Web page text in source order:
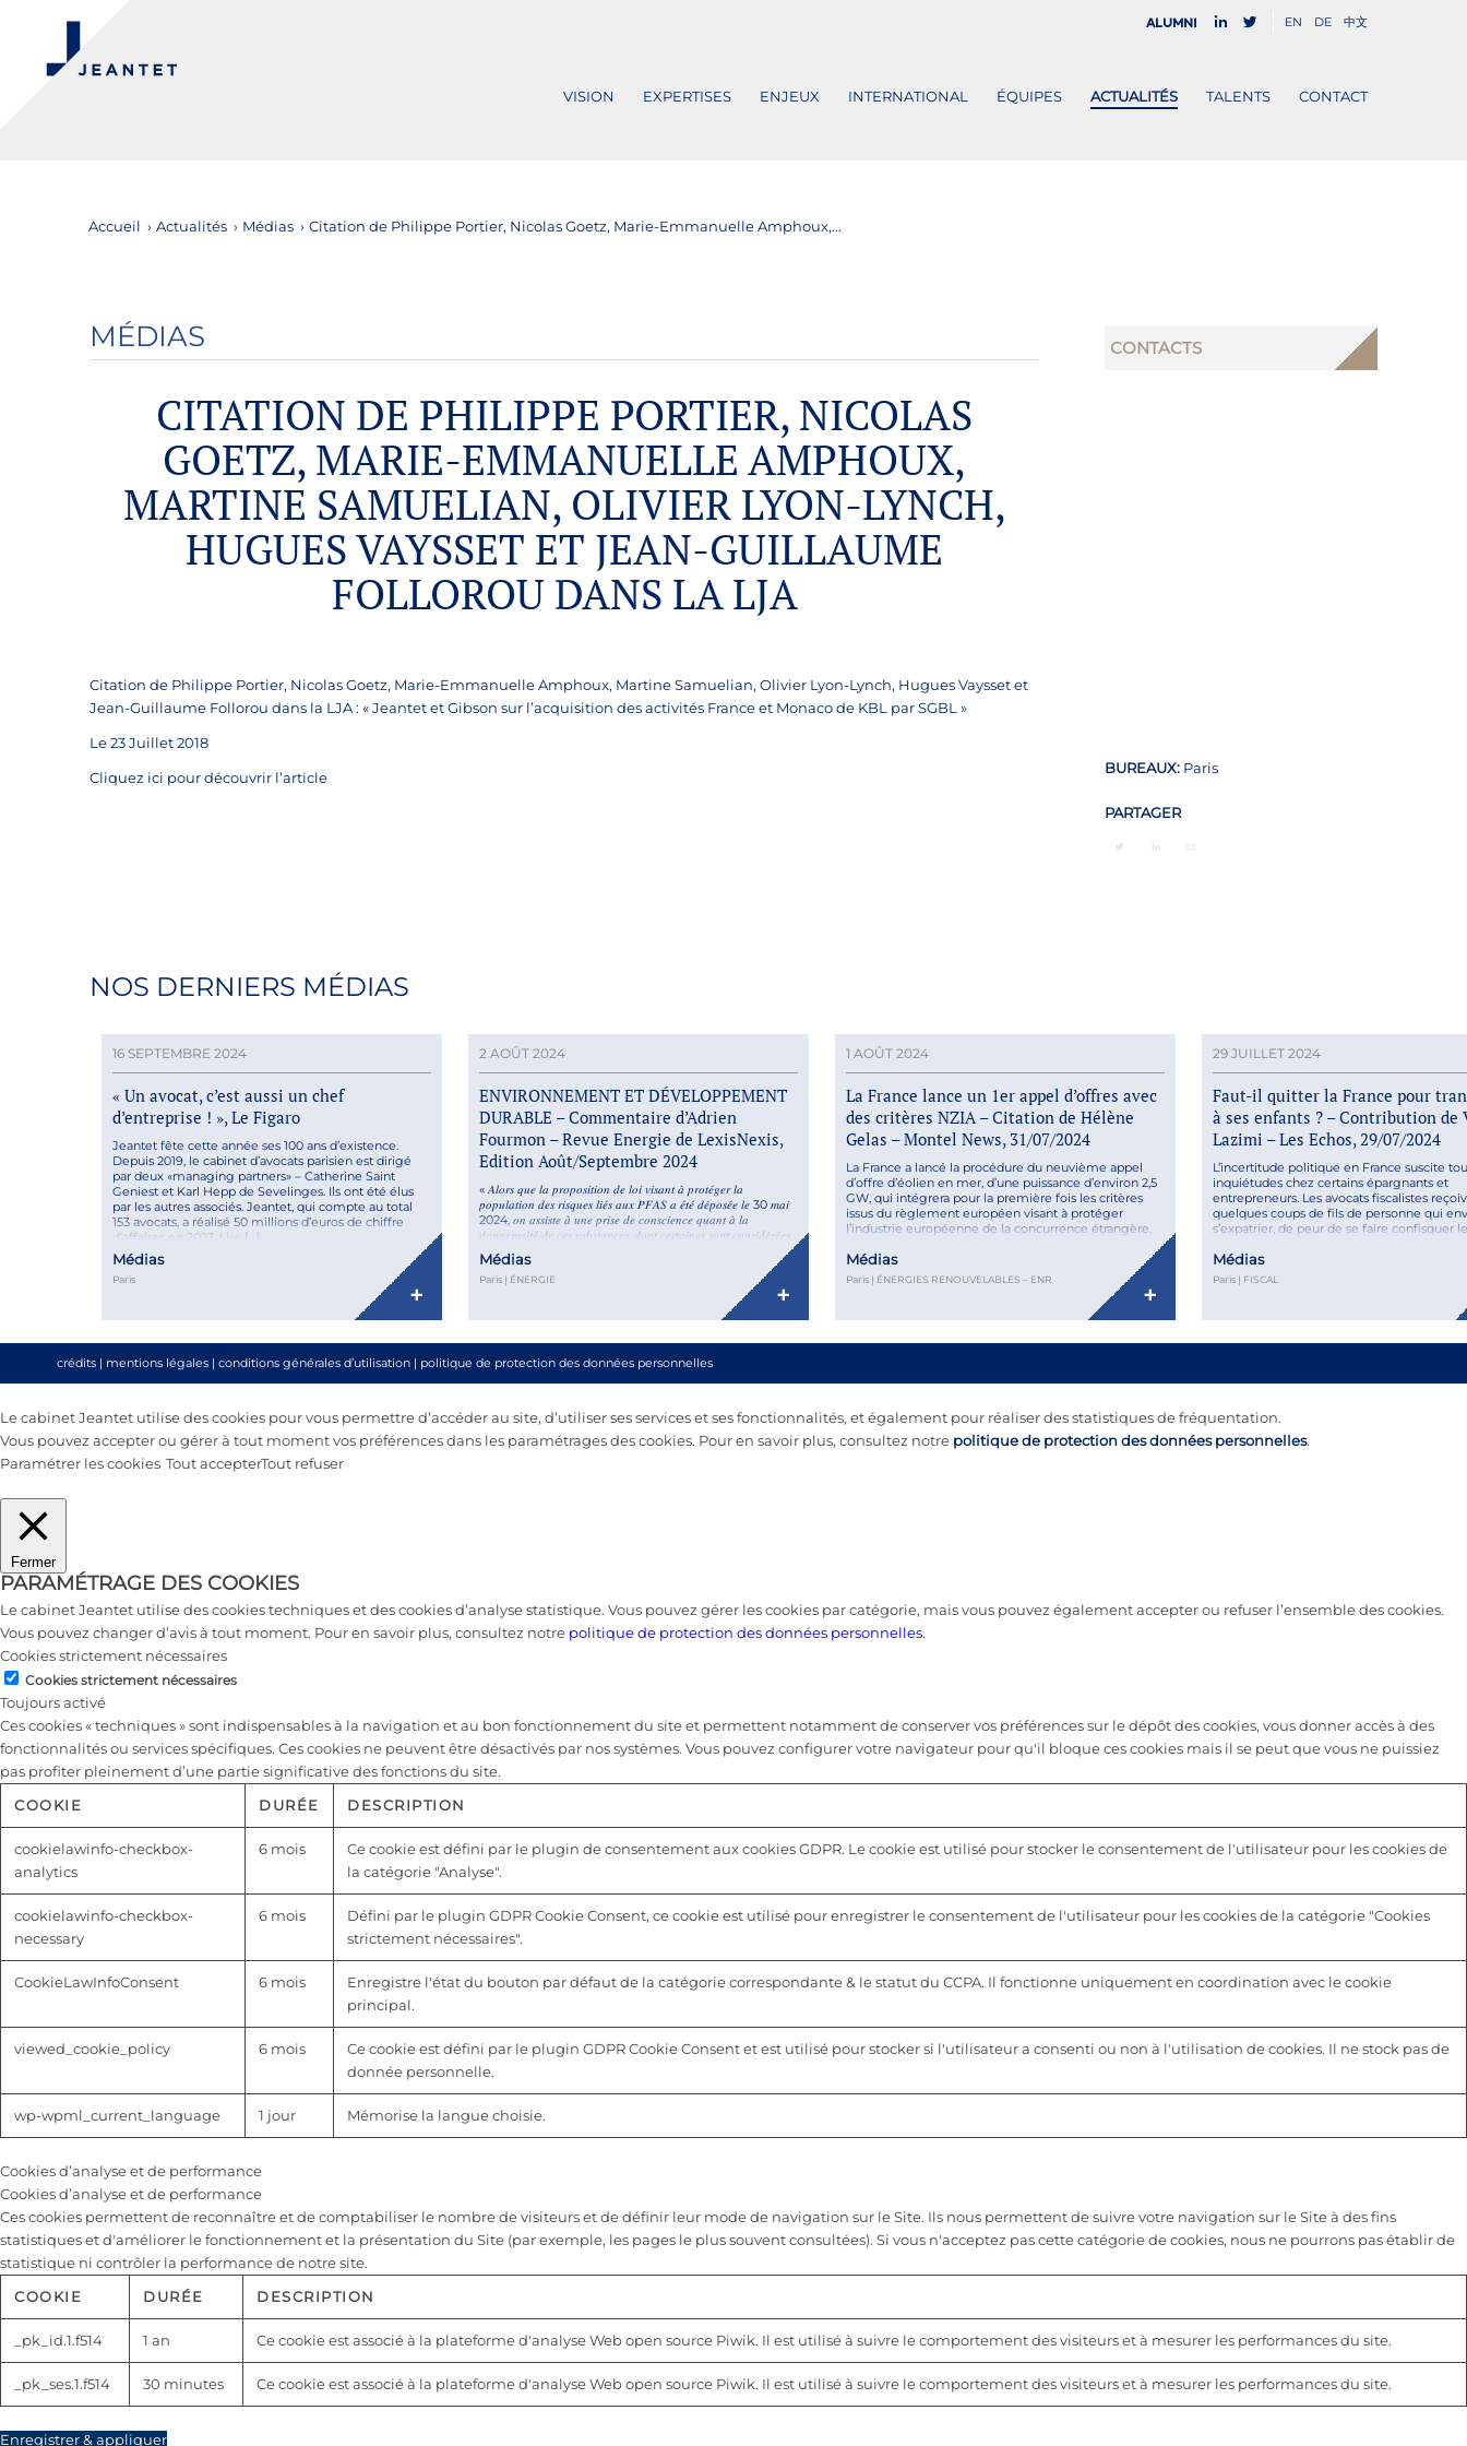
Alumni EN DE 中文
VISION EXPERTISES ENJEUX INTERNATIONAL ÉQUIPES ACTUALITÉS TALENTS CONTACT
Accueil › Actualités › Médias › Citation de Philippe Portier, Nicolas Goetz, Marie-Emmanuelle Amphoux,...
MÉDIAS
CITATION DE PHILIPPE PORTIER, NICOLAS
GOETZ, MARIE-EMMANUELLE AMPHOUX,
MARTINE SAMUELIAN, OLIVIER LYON-LYNCH,
HUGUES VAYSSET ET JEAN-GUILLAUME
FOLLOROU DANS LA LJA
Citation de Philippe Portier, Nicolas Goetz, Marie-Emmanuelle Amphoux, Martine Samuelian, Olivier Lyon-Lynch, Hugues Vaysset et
Jean-Guillaume Follorou dans la LJA : « Jeantet et Gibson sur l’acquisition des activités France et Monaco de KBL par SGBL »
Le 23 Juillet 2018
Cliquez ici pour découvrir l’article
CONTACTS
BUREAUX: Paris
PARTAGER
NOS DERNIERS MÉDIAS
16 SEPTEMBRE 2024
« Un avocat, c’est aussi un chef
d’entreprise ! », Le Figaro
Jeantet fête cette année ses 100 ans d’existence.
Depuis 2019, le cabinet d’avocats parisien est dirigé
par deux «managing partners» – Catherine Saint
Geniest et Karl Hepp de Sevelinges. Ils ont été élus
par les autres associés. Jeantet, qui compte au total
153 avocats, a réalisé 50 millions d’euros de chiffre
d’affaires en 2023. Lire […]
Médias
Paris
+
2 AOÛT 2024
ENVIRONNEMENT ET DÉVELOPPEMENT
DURABLE – Commentaire d’Adrien
Fourmon – Revue Energie de LexisNexis,
Edition Août/Septembre 2024
« 𝐴𝑙𝑜𝑟𝑠 𝑞𝑢𝑒 𝑙𝑎 𝑝𝑟𝑜𝑝𝑜𝑠𝑖𝑡𝑖𝑜𝑛 𝑑𝑒 𝑙𝑜𝑖 𝑣𝑖𝑠𝑎𝑛𝑡 𝑎̀ 𝑝𝑟𝑜𝑡𝑒́𝑔𝑒𝑟 𝑙𝑎
𝑝𝑜𝑝𝑢𝑙𝑎𝑡𝑖𝑜𝑛 𝑑𝑒𝑠 𝑟𝑖𝑠𝑞𝑢𝑒𝑠 𝑙𝑖𝑒́𝑠 𝑎𝑢𝑥 𝑃𝐹𝐴𝑆 𝑎 𝑒́𝑡𝑒́ 𝑑𝑒́𝑝𝑜𝑠𝑒́𝑒 𝑙𝑒 30 𝑚𝑎𝑖
2024, 𝑜𝑛 𝑎𝑠𝑠𝑖𝑠𝑡𝑒 𝑎̀ 𝑢𝑛𝑒 𝑝𝑟𝑖𝑠𝑒 𝑑𝑒 𝑐𝑜𝑛𝑠𝑐𝑖𝑒𝑛𝑐𝑒 𝑞𝑢𝑎𝑛𝑡 𝑎̀ 𝑙𝑎
𝑑𝑎𝑛𝑔𝑒𝑟𝑜𝑠𝑖𝑡𝑒́ 𝑑𝑒 𝑐𝑒𝑠 𝑠𝑢𝑏𝑠𝑡𝑎𝑛𝑐𝑒𝑠, 𝑑𝑜𝑛𝑡 𝑐𝑒𝑟𝑡𝑎𝑖𝑛𝑒𝑠 𝑠𝑜𝑛𝑡 𝑐𝑜𝑛𝑠𝑖𝑑𝑒́𝑟𝑒́𝑒𝑠
𝑐𝑜𝑚𝑚𝑒 𝑐𝑎𝑛𝑐𝑒́𝑟𝑜𝑔𝑒̀𝑛𝑒𝑠. 𝐷𝑒𝑝𝑢𝑖𝑠 𝑙𝑒𝑠 𝑟𝑒́𝑣𝑒́𝑙𝑎𝑡𝑖𝑜𝑛𝑠 𝑠𝑢𝑟 𝑙𝑒 𝑝𝑒́𝑟𝑖𝑚𝑒̀𝑡𝑟𝑒 𝑑𝑒
« 𝑙𝑎 𝑉𝑎𝑙𝑙𝑒́𝑒 𝑑𝑒 𝑙𝑎 […]
Médias
Paris | ÉNERGIE
+
1 AOÛT 2024
La France lance un 1er appel d’offres avec
des critères NZIA – Citation de Hélène
Gelas – Montel News, 31/07/2024
La France a lancé la procédure du neuvième appel
d’offre d’éolien en mer, d’une puissance d’environ 2,5
GW, qui intégrera pour la première fois les critères
issus du règlement européen visant à protéger
l’industrie européenne de la concurrence étrangère.
Médias
Paris | ÉNERGIES RENOUVELABLES – ENR
+
29 JUILLET 2024
Faut-il quitter la France pour
à ses enfants ? – Contribution de
Lazimi – Les Echos, 29/07/2024
L’incertitude politique en France suscite
inquiétudes chez certains épargnants et
entrepreneurs. Les avocats fiscalistes
quelques coups de fils de personne qui
s’expatrier, de peur de se faire confisquer
ici.
Médias
Paris | FISCAL
crédits | mentions légales | conditions générales d’utilisation | politique de protection des données personnelles
Le cabinet Jeantet utilise des cookies pour vous permettre d’accéder au site, d’utiliser ses services et ses fonctionnalités, et également pour réaliser des statistiques de fréquentation.
Vous pouvez accepter ou gérer à tout moment vos préférences dans les paramétrages des cookies. Pour en savoir plus, consultez notre politique de protection des données personnelles.
Paramétrer les cookies Tout accepterTout refuser
Fermer
PARAMÉTRAGE DES COOKIES
Le cabinet Jeantet utilise des cookies techniques et des cookies d’analyse statistique. Vous pouvez gérer les cookies par catégorie, mais vous pouvez également accepter ou refuser l’ensemble des cookies.
Vous pouvez changer d’avis à tout moment. Pour en savoir plus, consultez notre politique de protection des données personnelles.
Cookies strictement nécessaires
Cookies strictement nécessaires
Toujours activé
Ces cookies « techniques » sont indispensables à la navigation et au bon fonctionnement du site et permettent notamment de conserver vos préférences sur le dépôt des cookies, vous donner accès à des
fonctionnalités ou services spécifiques. Ces cookies ne peuvent être désactivés par nos systèmes. Vous pouvez configurer votre navigateur pour qu'il bloque ces cookies mais il se peut que vous ne puissiez
pas profiter pleinement d’une partie significative des fonctions du site.
COOKIE
DURÉE DESCRIPTION
cookielawinfo-checkbox-
analytics
6 mois
Ce cookie est défini par le plugin de consentement aux cookies GDPR. Le cookie est utilisé pour stocker le consentement de l'utilisateur pour les cookies de
la catégorie "Analyse".
cookielawinfo-checkbox-
necessary
6 mois
Défini par le plugin GDPR Cookie Consent, ce cookie est utilisé pour enregistrer le consentement de l'utilisateur pour les cookies de la catégorie "Cookies
strictement nécessaires".
CookieLawInfoConsent 6 mois
Enregistre l'état du bouton par défaut de la catégorie correspondante & le statut du CCPA. Il fonctionne uniquement en coordination avec le cookie
principal.
viewed_cookie_policy 6 mois
Ce cookie est défini par le plugin GDPR Cookie Consent et est utilisé pour stocker si l'utilisateur a consenti ou non à l'utilisation de cookies. Il ne stock pas de
donnée personnelle.
wp-wpml_current_language 1 jour Mémorise la langue choisie.
Cookies d’analyse et de performance
Cookies d’analyse et de performance
Ces cookies permettent de reconnaître et de comptabiliser le nombre de visiteurs et de définir leur mode de navigation sur le Site. Ils nous permettent de suivre votre navigation sur le Site à des fins
statistiques et d'améliorer le fonctionnement et la présentation du Site (par exemple, les pages le plus souvent consultées). Si vous n'acceptez pas cette catégorie de cookies, nous ne pourrons pas établir de
statistique ni contrôler la performance de notre site.
COOKIE
DURÉE DESCRIPTION
_pk_id.1.f514 1 an Ce cookie est associé à la plateforme d'analyse Web open source Piwik. Il est utilisé à suivre le comportement des visiteurs et à mesurer les performances du site.
_pk_ses.1.f514 30 minutes Ce cookie est associé à la plateforme d'analyse Web open source Piwik. Il est utilisé à suivre le comportement des visiteurs et à mesurer les performances du site.
Enregistrer & appliquer